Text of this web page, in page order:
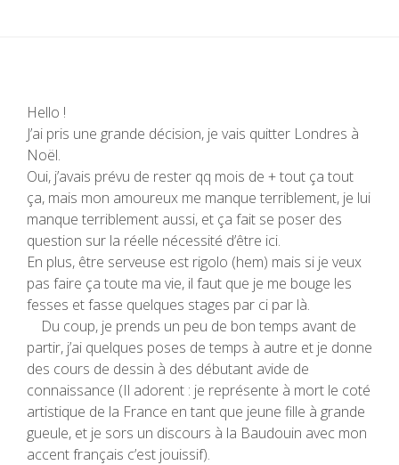
Hello !
J’ai pris une grande décision, je vais quitter Londres à
Noël.
Oui, j’avais prévu de rester qq mois de + tout ça tout
ça, mais mon amoureux me manque terriblement, je lui
manque terriblement aussi, et ça fait se poser des
question sur la réelle nécessité d’être ici.
En plus, être serveuse est rigolo (hem) mais si je veux
pas faire ça toute ma vie, il faut que je me bouge les
fesses et fasse quelques stages par ci par là.
Du coup, je prends un peu de bon temps avant de
partir, j’ai quelques poses de temps à autre et je donne
des cours de dessin à des débutant avide de
connaissance (Il adorent : je représente à mort le coté
artistique de la France en tant que jeune fille à grande
gueule, et je sors un discours à la Baudouin avec mon
accent français c’est jouissif).